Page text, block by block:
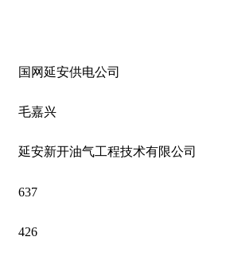
国网延安供电公司
毛嘉兴
延安新开油气工程技术有限公司
637
426